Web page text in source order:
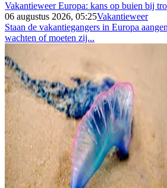
Vakantieweer Europa: kans op buien bij
06 augustus 2026, 05:25Vakantieweer
Staan de vakantiegangers in Europa
wachten of moeten zij...